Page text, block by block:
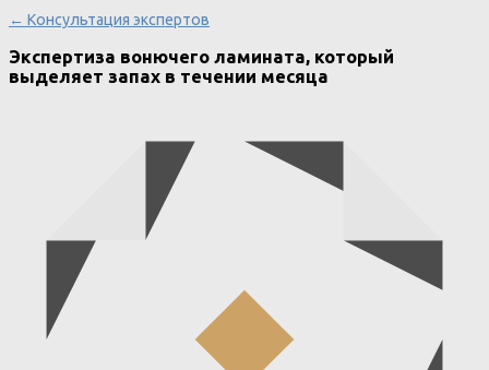
← Консультация экспертов
Экспертиза вонючего ламината, который
выделяет запах в течении месяца